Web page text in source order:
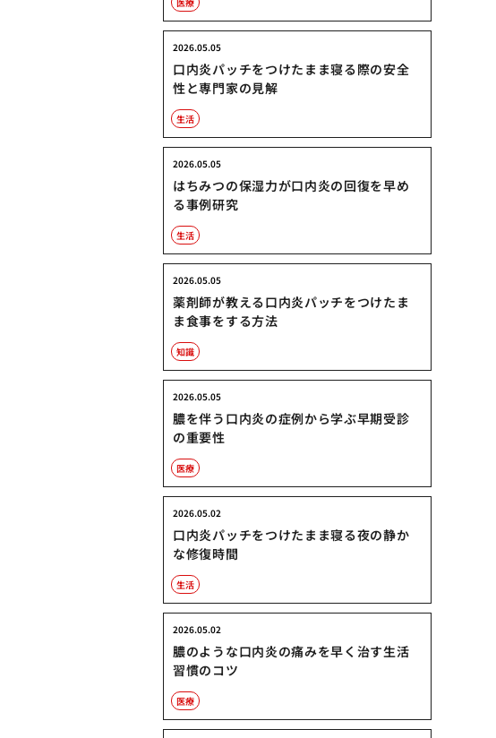
口内炎パッチをつけたまま寝る際の安全
性と専門家の見解
2026.05.05
生活
はちみつの保湿力が口内炎の回復を早め
る事例研究
2026.05.05
生活
薬剤師が教える口内炎パッチをつけたま
ま食事をする方法
2026.05.05
知識
膿を伴う口内炎の症例から学ぶ早期受診
の重要性
2026.05.05
医療
口内炎パッチをつけたまま寝る夜の静か
な修復時間
2026.05.02
生活
膿のような口内炎の痛みを早く治す生活
習慣のコツ
2026.05.02
医療